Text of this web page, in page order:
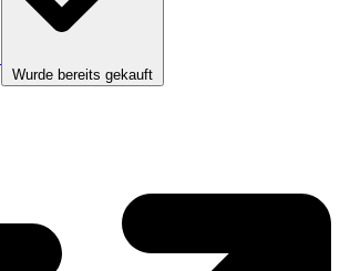
Wurde bereits gekauft